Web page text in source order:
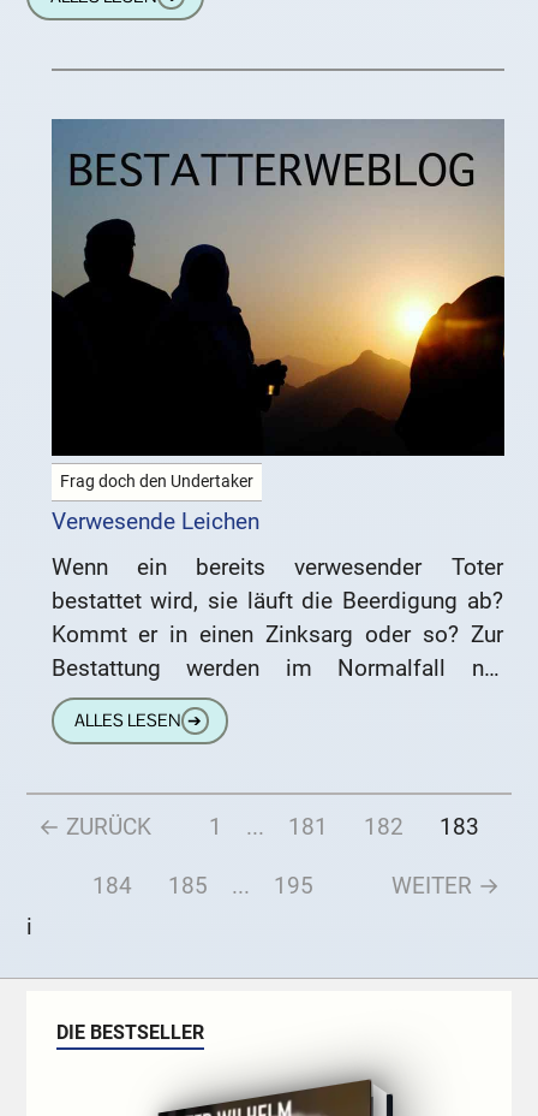
das würde ein Mensch nicht überleben
Frag doch den Undertaker
Verwesende Leichen
Wenn ein bereits verwesender Toter
bestattet wird, sie läuft die Beerdigung ab?
Kommt er in einen Zinksarg oder so? Zur
Bestattung werden im Normalfall nur
Holzsärge benutzt. In einem solchen
ALLES LESEN ➔
← ZURÜCK 1 ... 181 182 183
184 185 ... 195
WEITER →
i
DIE BESTSELLER